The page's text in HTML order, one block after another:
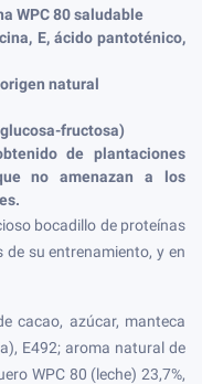
WPC 80 saludable
E, ácido pantoténico,
natural
fructosa)
de plantaciones
no amenazan a los
bocadillo de proteínas
su entrenamiento, y en
cacao, azúcar, manteca
E492; aroma natural de
WPC 80 (leche) 23,7%,